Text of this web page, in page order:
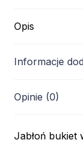
Opis
Informacje
Opinie (0)
Jabłoń